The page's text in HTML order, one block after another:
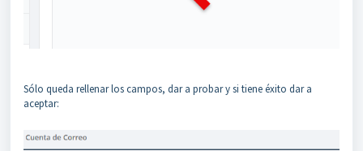
Sólo queda rellenar los campos, dar a probar y si tiene éxito dar a
aceptar: